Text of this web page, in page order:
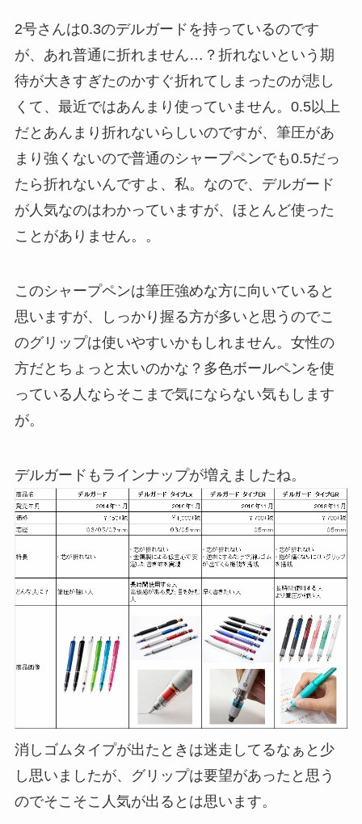
2号さんは0.3のデルガードを持っているのです
が、あれ普通に折れません…？折れないという期
待が大きすぎたのかすぐ折れてしまったのが悲し
くて、最近ではあんまり使っていません。0.5以上
だとあんまり折れないらしいのですが、筆圧があ
まり強くないので普通のシャープペンでも0.5だっ
たら折れないんですよ、私。なので、デルガード
が人気なのはわかっていますが、ほとんど使った
ことがありません。。
このシャープペンは筆圧強めな方に向いていると
思いますが、しっかり握る方が多いと思うのでこ
のグリップは使いやすいかもしれません。女性の
方だとちょっと太いのかな？多色ボールペンを使
っている人ならそこまで気にならない気もします
が。
デルガードもラインナップが増えましたね。
消しゴムタイプが出たときは迷走してるなぁと少
し思いましたが、グリップは要望があったと思う
のでそこそこ人気が出るとは思います。